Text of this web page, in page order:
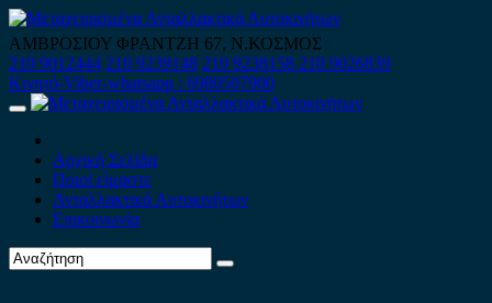
Skip
to
content
ΑΜΒΡΟΣΙΟΥ ΦΡΑΝΤΖΗ 67, Ν.ΚΟΣΜΟΣ
210 9012444 210 9239148 210 9238158 210 9026839
Κινητό-Viber-whatsapp : 6980507900
Primary
Αρχική Σελίδα
Ποιοί είμαστε
Ανταλλακτικά Αυτοκινήτων
Επικοινωνία